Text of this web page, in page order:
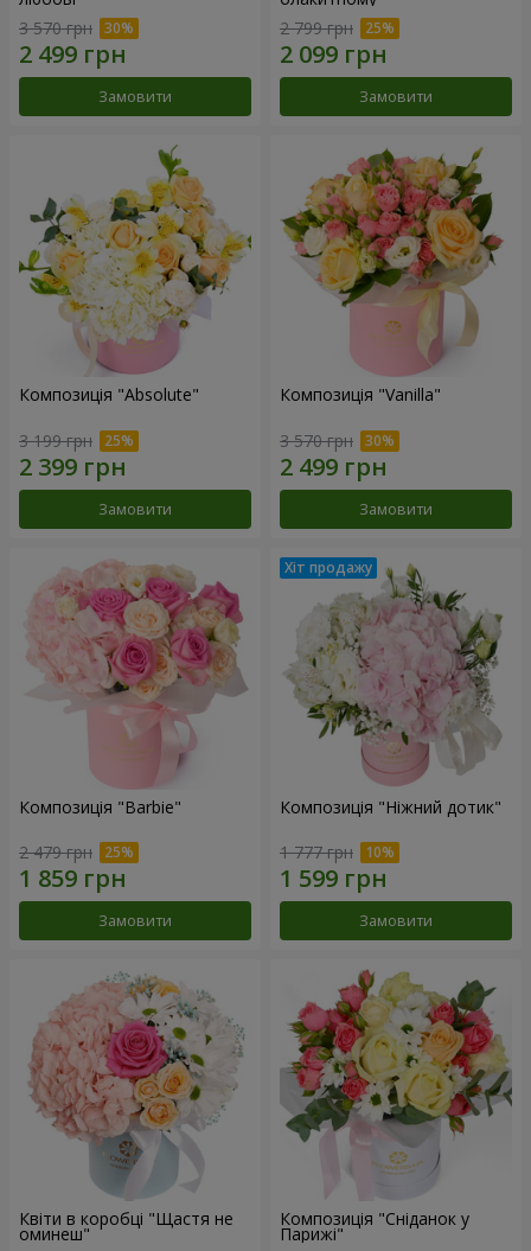
3 570 грн
Замовити
2 799 грн
Замовити
Композиція "Absolute"
3 199 грн
Замовити
Композиція "Vanilla"
3 570 грн
Замовити
Композиція "Barbie"
2 479 грн
Замовити
Композиція "Ніжний дотик"
1 777 грн
Замовити
Квіти в коробці "Щастя не
оминеш"
Композиція "Сніданок у
Парижі"